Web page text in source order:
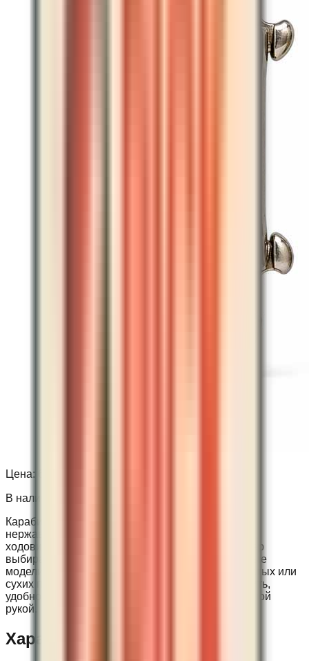
Цена:
В наличии
Карабин-бабочка — двусторонний карабин из
нержавеющей стали для крепления шпуль, буев,
ходовиков, катушек и мелких аксессуаров. Размер
выбирают под задачу, руку и перчатку: компактные
модели удобны в теплой воде, крупные — в толстых или
сухих перчатках. Перед покупкой лучше проверить,
удобно ли открывать и пристегивать карабин одной
рукой.
Характеристики